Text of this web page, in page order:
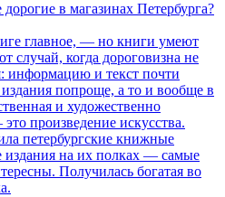
в магазинах Петербурга?
главное, — но книги умеют
случай, когда дороговизна не
информацию и текст почти
попроще, а то и вообще в
и художественно
произведение искусства.
петербургские книжные
издания на их полках — самые
Получилась богатая во